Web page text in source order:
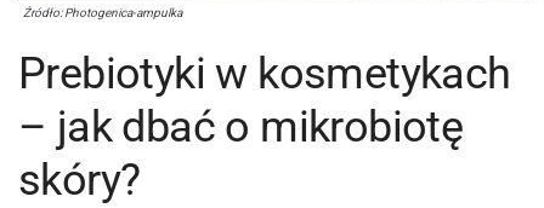
Źródło: Photogenica-ampulka
Prebiotyki w kosmetykach
– jak dbać o mikrobiotę
skóry?